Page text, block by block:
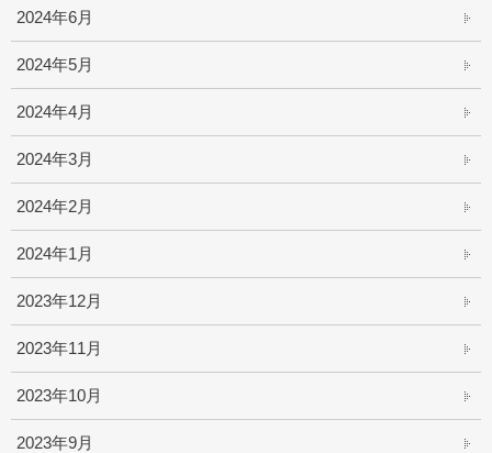
2024年6月
2024年5月
2024年4月
2024年3月
2024年2月
2024年1月
2023年12月
2023年11月
2023年10月
2023年9月